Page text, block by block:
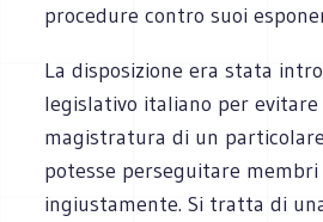
procedure contro suoi
La disposizione era stata
legislativo italiano per evitare
magistratura di un
potesse perseguitare
ingiustamente. Si tratta di